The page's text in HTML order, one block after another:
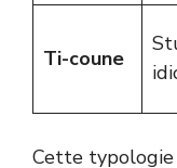
Ti-coune
Cette